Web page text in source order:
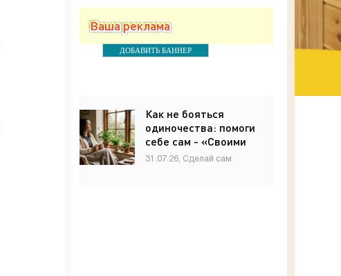
Ваша реклама
ДОБАВИТЬ БАННЕР
Как не бояться
одиночества: помоги
себе сам - «Своими
руками»
31.07.26, Сделай сам